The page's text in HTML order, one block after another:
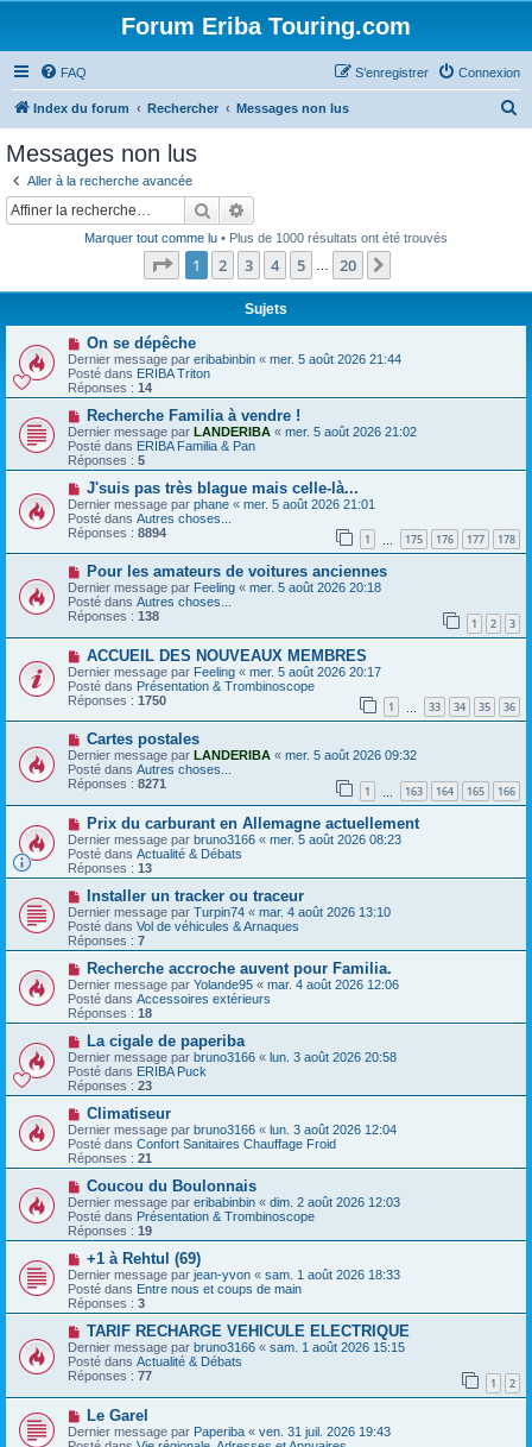
Forum Eriba Touring.com
FAQ Connexion
S’enregistrer
Index du forum Rechercher Messages non lus
Messages non lus
Aller à la recherche avancée
Rechercher
Marquer tout comme lu • Plus de 1000 résultats ont été trouvés
Page 1sur20
1 2 3 4 5 20
Sujets
N
o
u
v
e
a
u
m
e
s
a
g
e
On se dépêche
Dernier message par eribabinbin « mer. 5 août 2026 21:44
Posté dans ERIBA Triton
Réponses : 14
N
o
u
v
e
u
m
e
s
s
a
g
e
Recherche Familia à vendre !
Dernier message par LANDERIBA « mer. 5 août 2026 21:02
Posté dans ERIBA Familia & Pan
Réponses : 5
N
o
u
v
e
a
m
e
s
s
a
g
e
J'suis pas très blague mais celle-là...
Dernier message par phane « mer. 5 août 2026 21:01
Posté dans Autres choses...
Réponses : 8894 1 175 176 177 178
N
o
u
v
e
a
u
m
e
s
s
a
g
e
Pour les amateurs de voitures anciennes
Dernier message par Feeling « mer. 5 août 2026 20:18
Posté dans Autres choses...
Réponses : 138 1 2 3
N
o
u
v
e
a
u
m
e
s
s
a
e
ACCUEIL DES NOUVEAUX MEMBRES
Dernier message par Feeling « mer. 5 août 2026 20:17
Posté dans Présentation & Trombinoscope
Réponses : 1750 1 33 34 35 36
N
o
u
v
e
a
m
e
s
s
a
g
e
Cartes postales
Dernier message par LANDERIBA « mer. 5 août 2026 09:32
Posté dans Autres choses...
Réponses : 8271 1 163 164 165 166
N
o
u
v
e
a
u
m
e
s
s
a
g
e
Prix ​​du carburant en Allemagne actuellement
Dernier message par bruno3166 « mer. 5 août 2026 08:23
Posté dans Actualité & Débats
Réponses : 13
N
o
u
v
e
a
u
m
e
s
s
a
g
e
Installer un tracker ou traceur
Dernier message par Turpin74 « mar. 4 août 2026 13:10
Posté dans Vol de véhicules & Arnaques
Réponses : 7
N
o
u
v
e
a
u
m
e
s
s
a
g
e
Recherche accroche auvent pour Familia.
Dernier message par Yolande95 « mar. 4 août 2026 12:06
Posté dans Accessoires extérieurs
Réponses : 18
N
o
u
v
e
a
m
e
s
s
a
g
e
La cigale de paperiba
Dernier message par bruno3166 « lun. 3 août 2026 20:58
Posté dans ERIBA Puck
Réponses : 23
N
o
u
v
e
a
m
e
s
g
e
Climatiseur
Dernier message par bruno3166 « lun. 3 août 2026 12:04
Posté dans Confort Sanitaires Chauffage Froid
Réponses : 21
N
o
u
v
e
m
e
s
s
g
e
Coucou du Boulonnais
Dernier message par eribabinbin « dim. 2 août 2026 12:03
Posté dans Présentation & Trombinoscope
Réponses : 19
N
o
u
v
e
a
m
e
s
s
a
g
e
+1 à Rehtul (69)
Dernier message par jean-yvon « sam. 1 août 2026 18:33
Posté dans Entre nous et coups de main
Réponses : 3
N
o
u
v
e
a
u
m
e
TARIF RECHARGE VEHICULE ELECTRIQUE
Dernier message par bruno3166 « sam. 1 août 2026 15:15
Posté dans Actualité & Débats
Réponses : 77 1 2
N
o
u
Le Garel
Dernier message par Paperiba « ven. 31 juil. 2026 19:43